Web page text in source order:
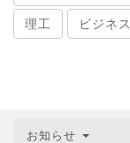
理工 ビジネス
お知らせ